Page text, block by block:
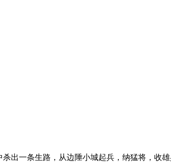
出一条生路，从边陲小城起兵，纳猛将，收